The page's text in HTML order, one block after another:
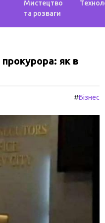
Мистецтво
та розваги
як в
#Бізнес